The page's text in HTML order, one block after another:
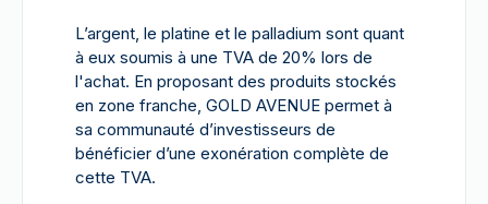
L’argent, le platine et le palladium sont quant
à eux soumis à une TVA de 20% lors de
l'achat. En proposant des produits stockés
en zone franche, GOLD AVENUE permet à
sa communauté d’investisseurs de
bénéficier d’une exonération complète de
cette TVA.